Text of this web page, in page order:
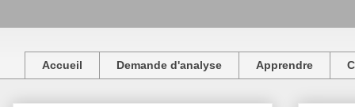
Accueil Demande d'analyse Apprendre